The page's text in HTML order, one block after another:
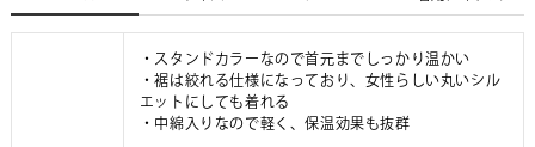
・スタンドカラーなので首元までしっかり温かい
・裾は絞れる仕様になっており、女性らしい丸いシル
エットにしても着れる
・中綿入りなので軽く、保温効果も抜群